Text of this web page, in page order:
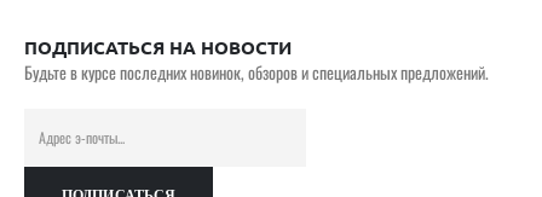
ПОДПИСАТЬСЯ НА НОВОСТИ
Будьте в курсе последних новинок, обзоров и специальных предложений.